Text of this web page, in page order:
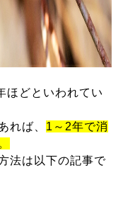
ほどといわれてい
れば、 1～2年で消
法は以下の記事で